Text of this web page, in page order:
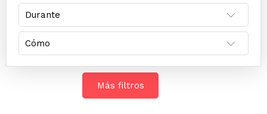
Más filtros